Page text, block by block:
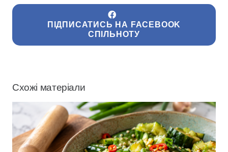
ПІДПИСАТИСЬ НА FACEBOOK
СПІЛЬНОТУ
Схожі матеріали